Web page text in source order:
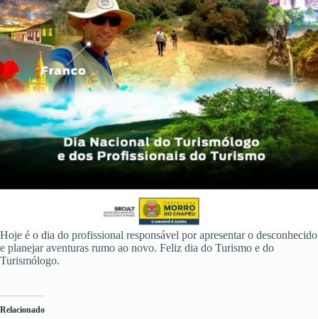
Hoje é o dia do profissional responsável por apresentar o desconhecido
e planejar aventuras rumo ao novo. Feliz dia do Turismo e do
Turismólogo.
Relacionado